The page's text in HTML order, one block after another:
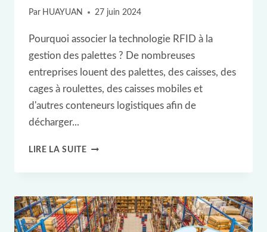
Par HUAYUAN 27 juin 2024
Pourquoi associer la technologie RFID à la
gestion des palettes ? De nombreuses
entreprises louent des palettes, des caisses, des
cages à roulettes, des caisses mobiles et
d'autres conteneurs logistiques afin de
décharger...
LIRE LA SUITEAMÉLIORER
DES
PALETTES